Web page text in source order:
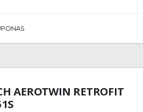
AEROTWIN RETROFIT